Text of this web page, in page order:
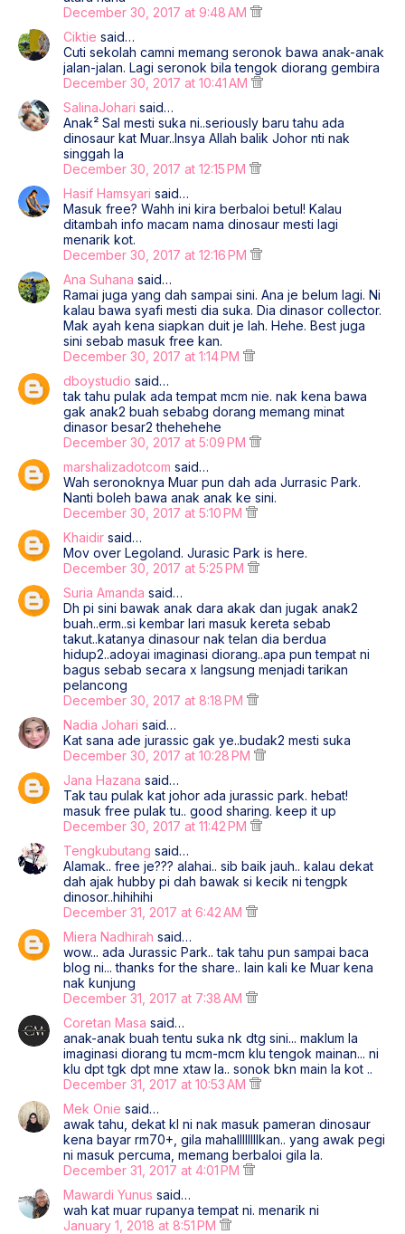
December 30, 2017 at 9:48 AM
Ciktie said…
Cuti sekolah camni memang seronok bawa anak-anak
jalan-jalan. Lagi seronok bila tengok diorang gembira
December 30, 2017 at 10:41 AM
SalinaJohari said…
Anak² Sal mesti suka ni..seriously baru tahu ada
dinosaur kat Muar..Insya Allah balik Johor nti nak
singgah la
December 30, 2017 at 12:15 PM
Hasif Hamsyari said…
Masuk free? Wahh ini kira berbaloi betul! Kalau
ditambah info macam nama dinosaur mesti lagi
menarik kot.
December 30, 2017 at 12:16 PM
Ana Suhana said…
Ramai juga yang dah sampai sini. Ana je belum lagi. Ni
kalau bawa syafi mesti dia suka. Dia dinasor collector.
Mak ayah kena siapkan duit je lah. Hehe. Best juga
sini sebab masuk free kan.
December 30, 2017 at 1:14 PM
dboystudio said…
tak tahu pulak ada tempat mcm nie. nak kena bawa
gak anak2 buah sebabg dorang memang minat
dinasor besar2 thehehehe
December 30, 2017 at 5:09 PM
marshalizadotcom said…
Wah seronoknya Muar pun dah ada Jurrasic Park.
Nanti boleh bawa anak anak ke sini.
December 30, 2017 at 5:10 PM
Khaidir said…
Mov over Legoland. Jurasic Park is here.
December 30, 2017 at 5:25 PM
Suria Amanda said…
Dh pi sini bawak anak dara akak dan jugak anak2
buah..erm..si kembar lari masuk kereta sebab
takut..katanya dinasour nak telan dia berdua
hidup2..adoyai imaginasi diorang..apa pun tempat ni
bagus sebab secara x langsung menjadi tarikan
pelancong
December 30, 2017 at 8:18 PM
Nadia Johari said…
Kat sana ade jurassic gak ye..budak2 mesti suka
December 30, 2017 at 10:28 PM
Jana Hazana said…
Tak tau pulak kat johor ada jurassic park. hebat!
masuk free pulak tu.. good sharing. keep it up
December 30, 2017 at 11:42 PM
Tengkubutang said…
Alamak.. free je??? alahai.. sib baik jauh.. kalau dekat
dah ajak hubby pi dah bawak si kecik ni tengpk
dinosor..hihihihi
December 31, 2017 at 6:42 AM
Miera Nadhirah said…
wow... ada Jurassic Park.. tak tahu pun sampai baca
blog ni... thanks for the share.. lain kali ke Muar kena
nak kunjung
December 31, 2017 at 7:38 AM
Coretan Masa said…
anak-anak buah tentu suka nk dtg sini... maklum la
imaginasi diorang tu mcm-mcm klu tengok mainan... ni
klu dpt tgk dpt mne xtaw la.. sonok bkn main la kot ..
December 31, 2017 at 10:53 AM
Mek Onie said…
awak tahu, dekat kl ni nak masuk pameran dinosaur
kena bayar rm70+, gila mahallllllllkan.. yang awak pegi
ni masuk percuma, memang berbaloi gila la.
December 31, 2017 at 4:01 PM
Mawardi Yunus said…
wah kat muar rupanya tempat ni. menarik ni
January 1, 2018 at 8:51 PM